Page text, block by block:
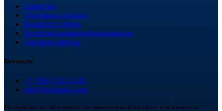
Гарантия
Доставка и оплата
Возврат и обмен
Политика конфиденциальности
Договор оферты
Контакты
+7 (918) 252-12-26
info@teploplas.com
Материалы на сайте имеют ознакомительный характер и не являются